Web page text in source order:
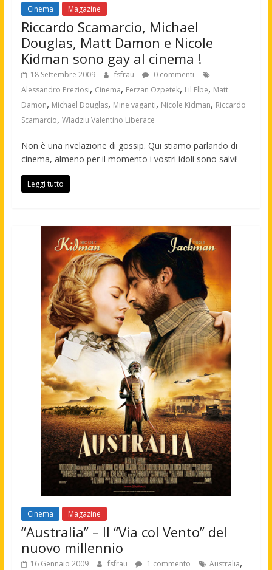
Cinema Magazine
Riccardo Scamarcio, Michael
Douglas, Matt Damon e Nicole
Kidman sono gay al cinema !
18 Settembre 2009 fsfrau
0 commenti
Alessandro Preziosi, Cinema, Ferzan Ozpetek, Lil Elbe, Matt
Damon, Michael Douglas, Mine vaganti, Nicole Kidman, Riccardo
Scamarcio, Wladziu Valentino Liberace
Non è una rivelazione di gossip. Qui stiamo parlando di
cinema, almeno per il momento i vostri idoli sono salvi!
Leggi tutto
Cinema Magazine
“Australia” – Il “Via col Vento” del
nuovo millennio
16 Gennaio 2009 fsfrau 1 commento Australia,